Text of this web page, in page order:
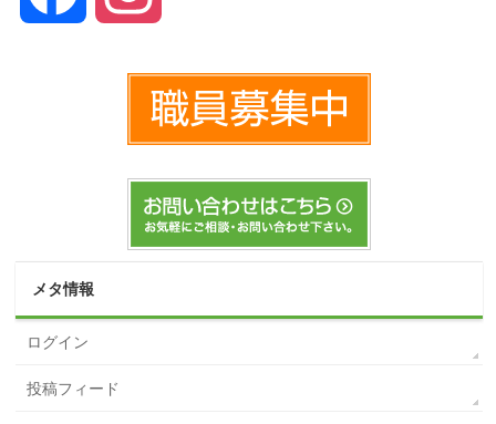
メタ情報
ログイン
投稿フィード